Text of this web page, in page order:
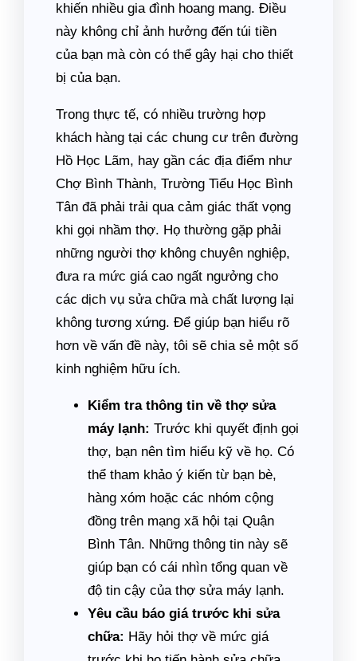
khiến nhiều gia đình hoang mang. Điều
này không chỉ ảnh hưởng đến túi tiền
của bạn mà còn có thể gây hại cho thiết
bị của bạn.
Trong thực tế, có nhiều trường hợp
khách hàng tại các chung cư trên đường
Hồ Học Lãm, hay gần các địa điểm như
Chợ Bình Thành, Trường Tiểu Học Bình
Tân đã phải trải qua cảm giác thất vọng
khi gọi nhầm thợ. Họ thường gặp phải
những người thợ không chuyên nghiệp,
đưa ra mức giá cao ngất ngưởng cho
các dịch vụ sửa chữa mà chất lượng lại
không tương xứng. Để giúp bạn hiểu rõ
hơn về vấn đề này, tôi sẽ chia sẻ một số
kinh nghiệm hữu ích.
Kiểm tra thông tin về thợ sửa
máy lạnh: Trước khi quyết định gọi
thợ, bạn nên tìm hiểu kỹ về họ. Có
thể tham khảo ý kiến từ bạn bè,
hàng xóm hoặc các nhóm cộng
đồng trên mạng xã hội tại Quận
Bình Tân. Những thông tin này sẽ
giúp bạn có cái nhìn tổng quan về
độ tin cậy của thợ sửa máy lạnh.
Yêu cầu báo giá trước khi sửa
chữa: Hãy hỏi thợ về mức giá